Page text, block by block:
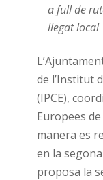
a full de
llegat local
de l’Institut
(IPCE),
Europees de
manera es
en la
proposa la